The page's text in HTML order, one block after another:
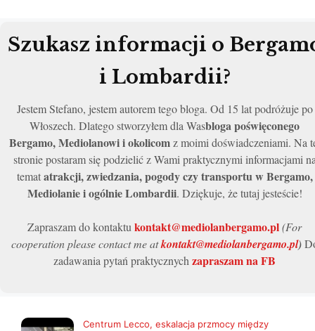
Szukasz informacji o
i Lombardii?
Jestem Stefano, jestem autorem tego bloga. Od 15 lat podróżuje po
Włoszech. Dlatego stworzyłem dla Wasbloga poświęconego
Bergamo, Mediolanowi i okolicomz moimi doświadczeniami. Na
stronie postaram się podzielić z Wami praktycznymi informacjami
tematatrakcji, zwiedzania, pogody czy transportu w Bergamo,
Mediolanie i ogólnie Lombardii. Dziękuje, że tutaj jesteście!
Zapraszam do kontaktukontakt@mediolanbergamo.pl(For
cooperation please contact me atkontakt@mediolanbergamo.pl)
zadawania pytań praktycznychzapraszam na FB
Centrum Lecco, eskalacja przmocy między